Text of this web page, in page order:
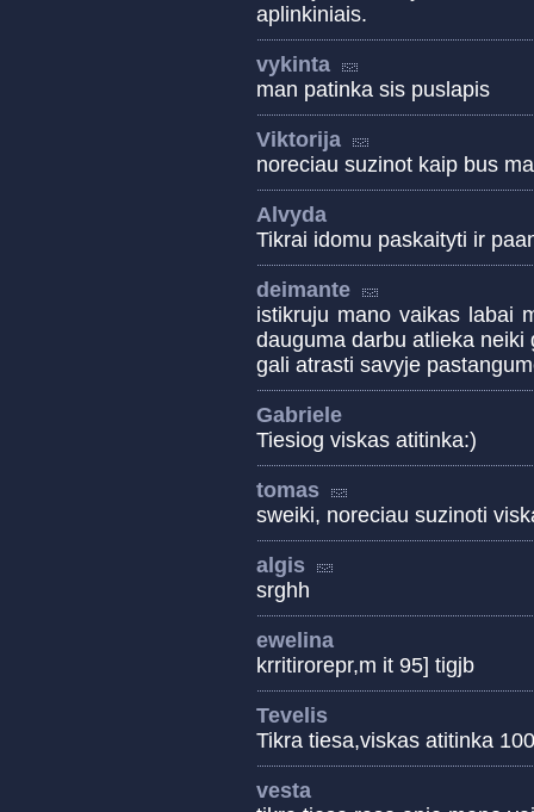
aplinkiniais.
vykinta
man patinka sis puslapis
Viktorija
noreciau suzinot kaip bus
Alvyda
Tikrai idomu paskaityti ir
deimante
istikruju mano vaikas labai
dauguma darbu atlieka
gali atrasti savyje
Gabriele
Tiesiog viskas atitinka:)
tomas
sweiki, noreciau suzinoti
algis
srghh
ewelina
krritirorepr,m it 95] tigjb
Tevelis
Tikra tiesa,viskas atitinka
vesta